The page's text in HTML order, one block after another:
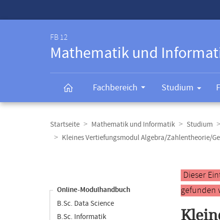
FB 12
Mathematik und
Fachbereich Studium
Navigation
Startseite Mathematik und Informatik Studium
Kleines Vertiefungsmodul Algebra/Zahlentheorie/
Online-Modulhandbuch
B.Sc. Data Science
B.Sc. Informatik
Hauptinhalt
Dieser
gefunden